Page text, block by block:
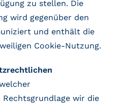
zu stellen. Die
wird gegenüber den
und enthält die
Cookie-Nutzung.
wir die